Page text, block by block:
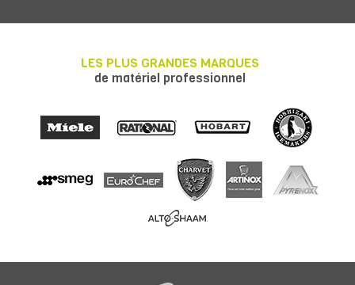
LES PLUS GRANDES MARQUES
de matériel professionnel